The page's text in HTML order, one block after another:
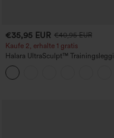
€35,95 EUR €40,95 EUR
Kaufe 2, erhalte 1 gratis
Halara UltraSculpt™
mit hohem Bund – raffende Push-
Po-Form, Bauchkontrolle, Taschen
formende Passform